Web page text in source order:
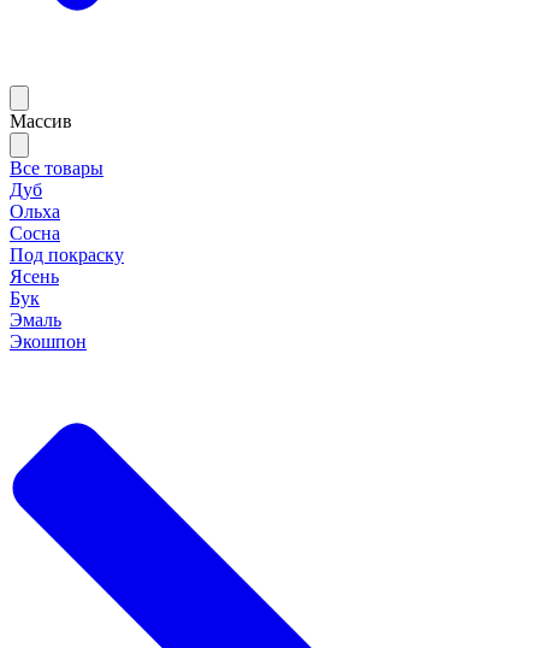
Массив
Все товары
Дуб
Ольха
Сосна
Под покраску
Ясень
Бук
Эмаль
Экошпон